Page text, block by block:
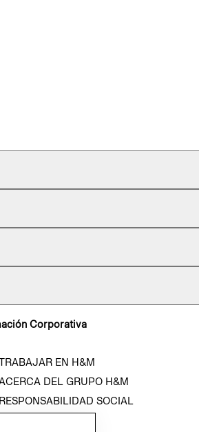
Corporativa
EN H&M
DEL GRUPO H&M
RESPONSABILIDAD SOCIAL